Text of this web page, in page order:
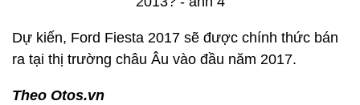
Dự kiến, Ford Fiesta 2017 sẽ được chính thức bán
ra tại thị trường châu Âu vào đầu năm 2017.
Theo Otos.vn